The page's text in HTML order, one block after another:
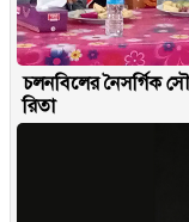
চলনবিলের নৈসর্গিক
রিতা